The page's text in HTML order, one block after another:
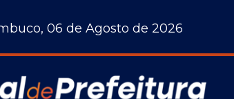
06 de Agosto de 2026